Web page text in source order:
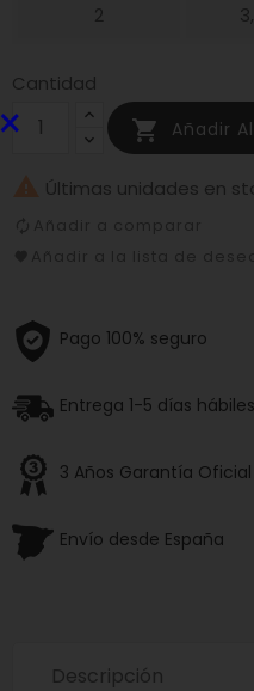
2
Cantidad
 Añadir
 Últimas unidades en
Pago 100% seguro
Entrega 1-5 días hábiles
3 Años Garantía Oficial
Envío desde España
Descripción